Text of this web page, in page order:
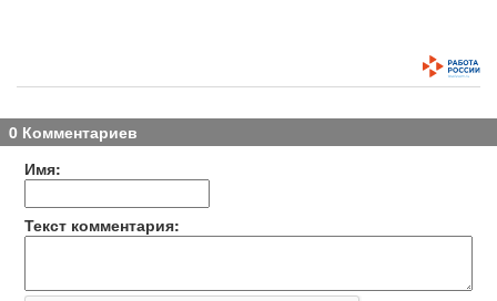
0 Комментариев
Имя:
Текст комментария: